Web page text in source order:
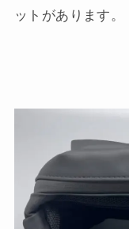
ットがあります。